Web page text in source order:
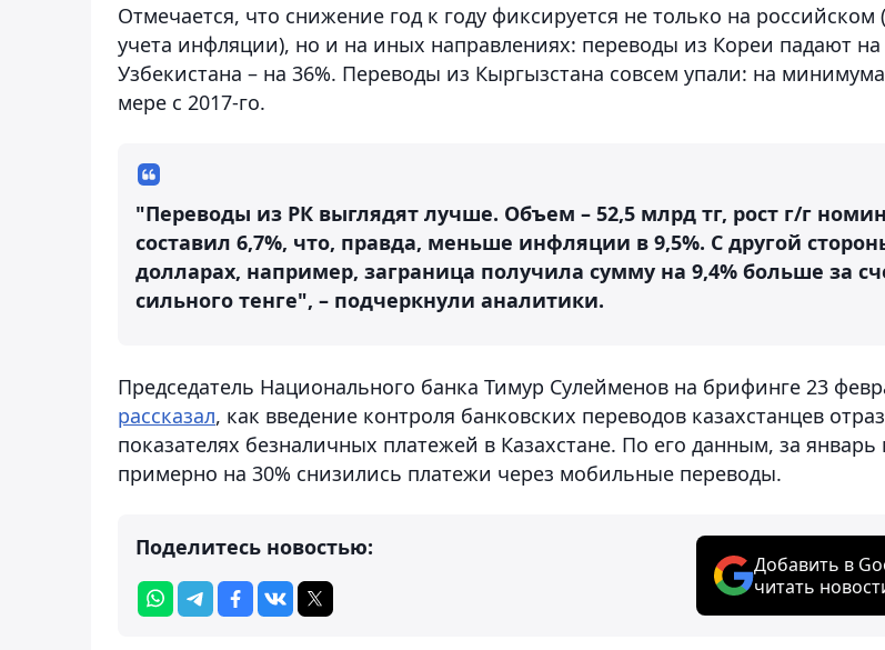
Отмечается, что снижение год к году фиксируется не только на российском
учета инфляции), но и на иных направлениях: переводы из Кореи падают на
Узбекистана – на 36%. Переводы из Кыргызстана совсем упали: на
мере с 2017-го.
"Переводы из РК выглядят лучше. Объем – 52,5 млрд тг, рост г/г
составил 6,7%, что, правда, меньше инфляции в 9,5%. С другой
долларах, например, заграница получила сумму на 9,4% больше за
сильного тенге", – подчеркнули аналитики.
Председатель Национального банка Тимур Сулейменов на брифинге 23
рассказал, как введение контроля банковских переводов казахстанцев
показателях безналичных платежей в Казахстане. По его данным, за январь
примерно на 30% снизились платежи через мобильные переводы.
Поделитесь новостью:
Добавить в
читать